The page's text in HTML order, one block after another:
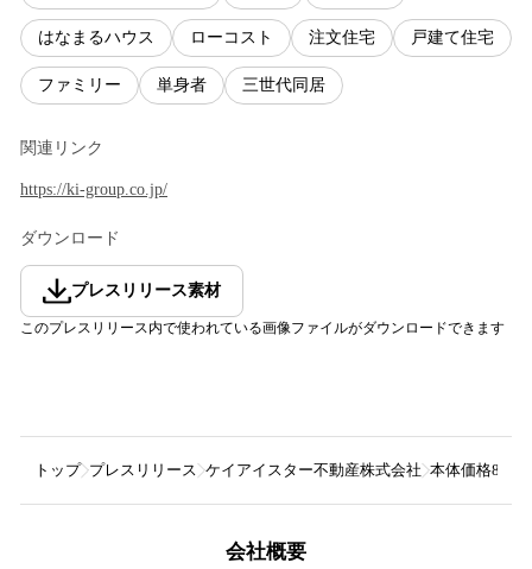
はなまるハウス ローコスト 注文住宅 戸建て住宅
ファミリー 単身者 三世代同居
関連リンク
https://ki-group.co.jp/
ダウンロード
プレスリリース素材
このプレスリリース内で使われている画像ファイルがダウンロードできます
トップ プレスリリース ケイアイスター不動産株式会社 本体価格870
会社概要